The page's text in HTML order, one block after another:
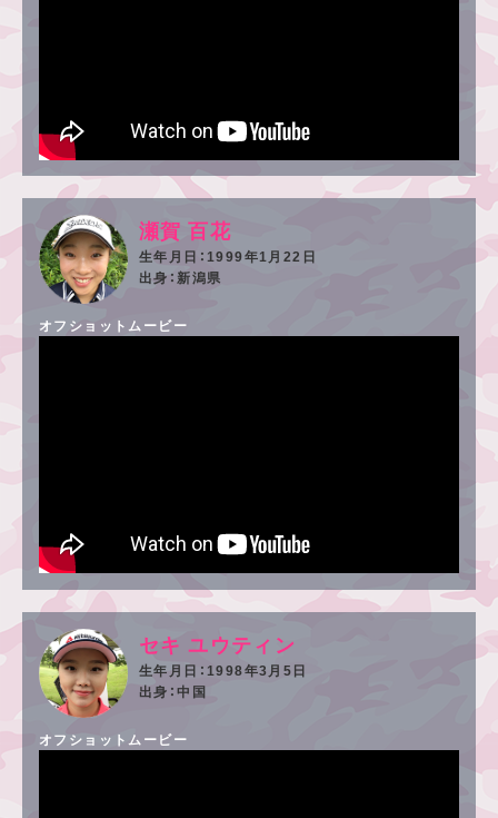
瀬賀 百花
1999年1月22日
新潟県
オフショットムービー
セキ ユウティン
1998年3月5日
中国
オフショットムービー